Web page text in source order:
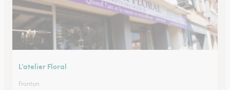
L’atelier Floral
Fronton